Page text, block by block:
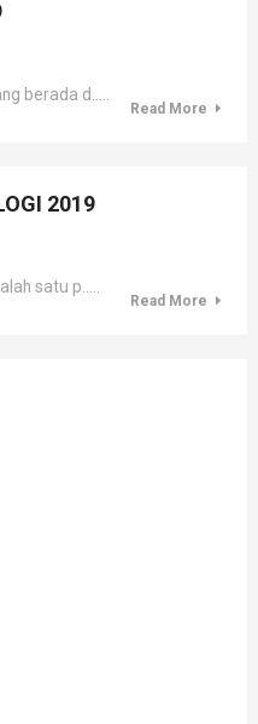
berada d.....
Read More
2019
satu p.....
Read More